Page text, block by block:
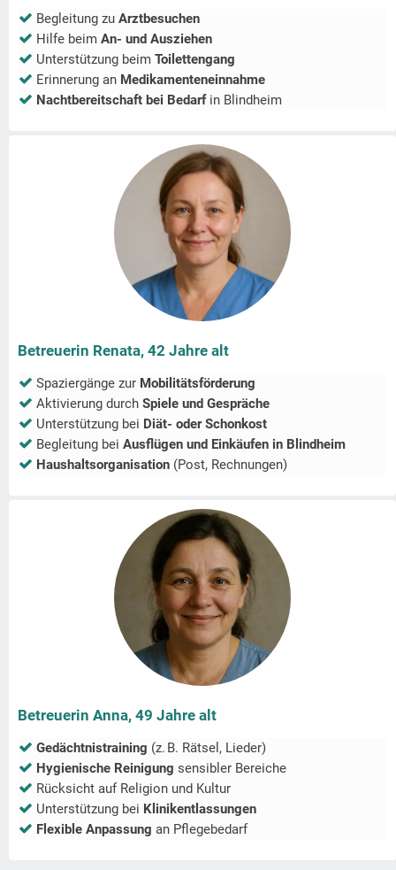
Begleitung zu Arztbesuchen
Hilfe beim An- und Ausziehen
Unterstützung beim Toilettengang
Erinnerung an Medikamenteneinnahme
Nachtbereitschaft bei Bedarfin Blindheim
Betreuerin Renata, 42 Jahre alt
Spaziergänge zur Mobilitätsförderung
Aktivierung durch Spiele und Gespräche
Unterstützung bei Diät- oder Schonkost
Begleitung bei Ausflügen und Einkäufen in Blindheim
Haushaltsorganisation (Post, Rechnungen)
Betreuerin Anna, 49 Jahre alt
Gedächtnistraining (z. B. Rätsel, Lieder)
Hygienische Reinigung sensibler Bereiche
Rücksicht auf Religion und Kultur
Unterstützung bei Klinikentlassungen
Flexible Anpassung an Pflegebedarf